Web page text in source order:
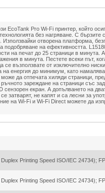
EcoTank Pro Wi-Fi принтер, който
без нагряване. С бързите
отворена платформа,
на ефективността.
на печат до 25 страници в минута.
в минута. Пестете всеки път,
възползвате от изключително
енергия до минимум, като намалява
да отпечата хиляди страници,
зареждане на страници със
екран. А допълването на
затварят, не капят и са лесни за
на Wi-Fi и Wi-Fi Direct можете да
Printing Speed ISO/IEC 24734);
Printing Speed ISO/IEC 24734);